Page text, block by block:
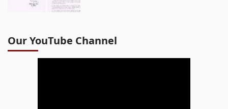
Our YouTube Channel